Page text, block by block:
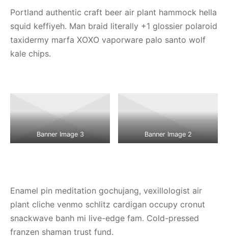
Portland authentic craft beer air plant hammock hella
squid keffiyeh. Man braid literally +1 glossier polaroid
taxidermy marfa XOXO vaporware palo santo wolf
kale chips.
Banner Image 3 Banner Image 2
Enamel pin meditation gochujang, vexillologist air
plant cliche venmo schlitz cardigan occupy cronut
snackwave banh mi live-edge fam. Cold-pressed
franzen shaman trust fund.